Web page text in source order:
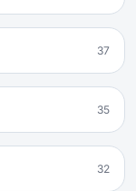
37
35
32